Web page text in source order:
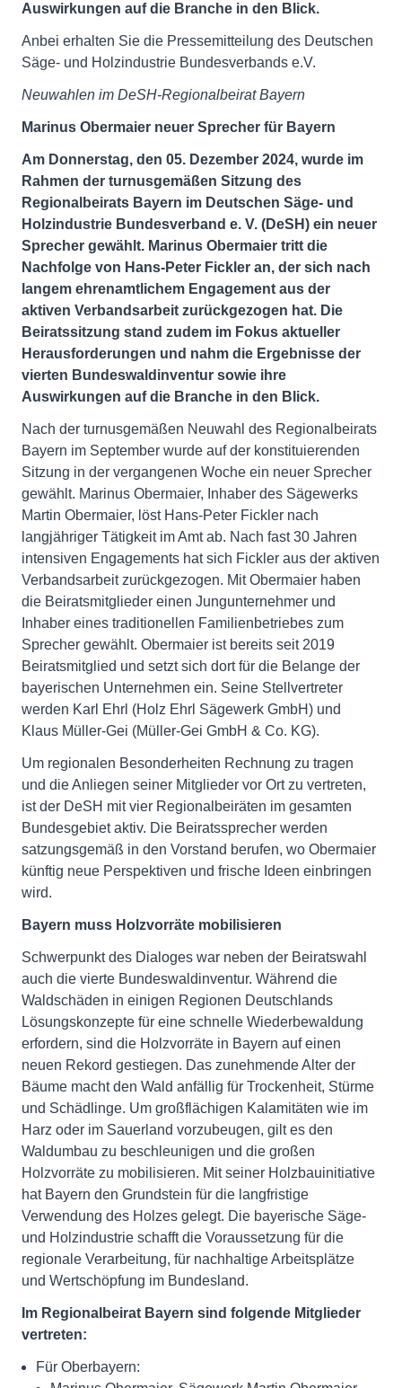
Auswirkungen auf die Branche in den Blick.
Anbei erhalten Sie die Pressemitteilung des Deutschen
Säge- und Holzindustrie Bundesverbands e.V.
Neuwahlen im DeSH-Regionalbeirat Bayern
Marinus Obermaier neuer Sprecher für Bayern
Am Donnerstag, den 05. Dezember 2024, wurde im
Rahmen der turnusgemäßen Sitzung des
Regionalbeirats Bayern im Deutschen Säge- und
Holzindustrie Bundesverband e. V. (DeSH) ein neuer
Sprecher gewählt. Marinus Obermaier tritt die
Nachfolge von Hans-Peter Fickler an, der sich nach
langem ehrenamtlichem Engagement aus der
aktiven Verbandsarbeit zurückgezogen hat. Die
Beiratssitzung stand zudem im Fokus aktueller
Herausforderungen und nahm die Ergebnisse der
vierten Bundeswaldinventur sowie ihre
Auswirkungen auf die Branche in den Blick.
Nach der turnusgemäßen Neuwahl des Regionalbeirats
Bayern im September wurde auf der konstituierenden
Sitzung in der vergangenen Woche ein neuer Sprecher
gewählt. Marinus Obermaier, Inhaber des Sägewerks
Martin Obermaier, löst Hans-Peter Fickler nach
langjähriger Tätigkeit im Amt ab. Nach fast 30 Jahren
intensiven Engagements hat sich Fickler aus der aktiven
Verbandsarbeit zurückgezogen. Mit Obermaier haben
die Beiratsmitglieder einen Jungunternehmer und
Inhaber eines traditionellen Familienbetriebes zum
Sprecher gewählt. Obermaier ist bereits seit 2019
Beiratsmitglied und setzt sich dort für die Belange der
bayerischen Unternehmen ein. Seine Stellvertreter
werden Karl Ehrl (Holz Ehrl Sägewerk GmbH) und
Klaus Müller-Gei (Müller-Gei GmbH & Co. KG).
Um regionalen Besonderheiten Rechnung zu tragen
und die Anliegen seiner Mitglieder vor Ort zu vertreten,
ist der DeSH mit vier Regionalbeiräten im gesamten
Bundesgebiet aktiv. Die Beiratssprecher werden
satzungsgemäß in den Vorstand berufen, wo Obermaier
künftig neue Perspektiven und frische Ideen einbringen
wird.
Bayern muss Holzvorräte mobilisieren
Schwerpunkt des Dialoges war neben der Beiratswahl
auch die vierte Bundeswaldinventur. Während die
Waldschäden in einigen Regionen Deutschlands
Lösungskonzepte für eine schnelle Wiederbewaldung
erfordern, sind die Holzvorräte in Bayern auf einen
neuen Rekord gestiegen. Das zunehmende Alter der
Bäume macht den Wald anfällig für Trockenheit, Stürme
und Schädlinge. Um großflächigen Kalamitäten wie im
Harz oder im Sauerland vorzubeugen, gilt es den
Waldumbau zu beschleunigen und die großen
Holzvorräte zu mobilisieren. Mit seiner Holzbauinitiative
hat Bayern den Grundstein für die langfristige
Verwendung des Holzes gelegt. Die bayerische Säge-
und Holzindustrie schafft die Voraussetzung für die
regionale Verarbeitung, für nachhaltige Arbeitsplätze
und Wertschöpfung im Bundesland.
Im Regionalbeirat Bayern sind folgende Mitglieder
vertreten:
Für Oberbayern: